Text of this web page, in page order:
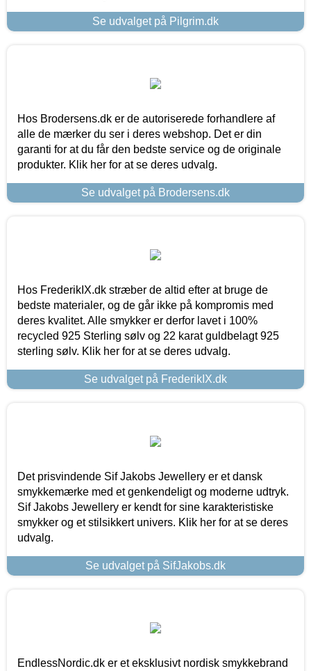
Se udvalget på Pilgrim.dk
Hos Brodersens.dk er de autoriserede forhandlere af
alle de mærker du ser i deres webshop. Det er din
garanti for at du får den bedste service og de originale
produkter. Klik her for at se deres udvalg.
Se udvalget på Brodersens.dk
Hos FrederikIX.dk stræber de altid efter at bruge de
bedste materialer, og de går ikke på kompromis med
deres kvalitet. Alle smykker er derfor lavet i 100%
recycled 925 Sterling sølv og 22 karat guldbelagt 925
sterling sølv. Klik her for at se deres udvalg.
Se udvalget på FrederikIX.dk
Det prisvindende Sif Jakobs Jewellery er et dansk
smykkemærke med et genkendeligt og moderne udtryk.
Sif Jakobs Jewellery er kendt for sine karakteristiske
smykker og et stilsikkert univers. Klik her for at se deres
udvalg.
Se udvalget på SifJakobs.dk
EndlessNordic.dk er et eksklusivt nordisk smykkebrand